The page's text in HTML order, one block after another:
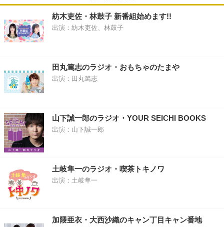
紡木吏佐・林鼓子 新番組始めます!!
出演：紡木吏佐、林鼓子
田丸篤志のラジオ・おもちゃのたまや
出演：田丸篤志
山下誠一郎のラジオ・YOUR SEICHI BOOKS
出演：山下誠一郎
土岐隼一のラジオ・喫茶トキノワ
出演：土岐隼一
加隈亜衣・大西沙織のキャン丁目キャン番地